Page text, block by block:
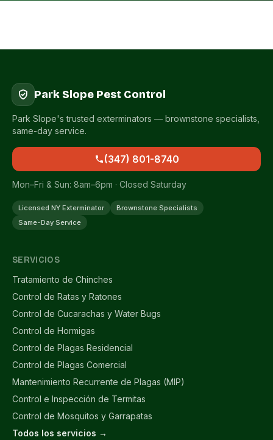
Park Slope Pest Control
Park Slope's trusted exterminators — brownstone specialists,
same-day service.
(347) 801-8740
Mon–Fri & Sun: 8am–6pm · Closed Saturday
Licensed NY Exterminator
Brownstone Specialists
Same-Day Service
SERVICIOS
Tratamiento de Chinches
Control de Ratas y Ratones
Control de Cucarachas y Water Bugs
Control de Hormigas
Control de Plagas Residencial
Control de Plagas Comercial
Mantenimiento Recurrente de Plagas (MIP)
Control e Inspección de Termitas
Control de Mosquitos y Garrapatas
Todos los servicios →